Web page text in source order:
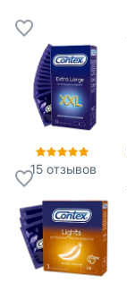
15 отзывов